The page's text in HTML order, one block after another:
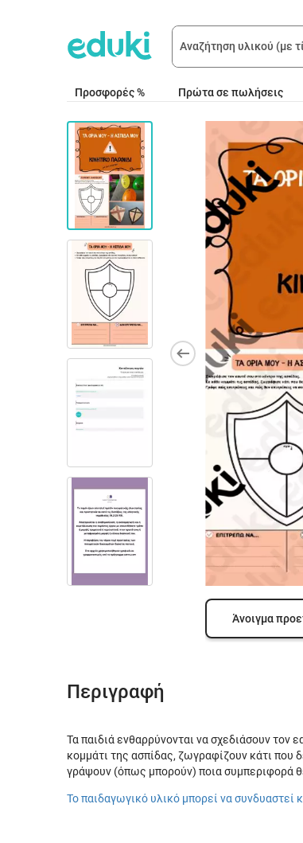
Προσφορές % Πρώτα σε πωλήσεις
Άνοιγμα
Περιγραφή
Τα παιδιά ενθαρρύνονται να σχεδιάσουν τον
κομμάτι της ασπίδας, ζωγραφίζουν κάτι που
γράψουν (όπως μπορούν) ποια συμπεριφορά
Το παιδαγωγικό υλικό μπορεί να συνδυαστεί